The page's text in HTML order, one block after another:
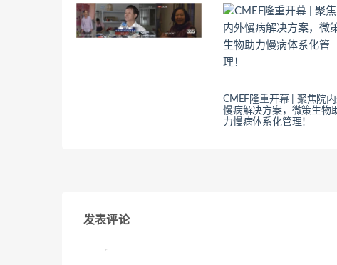
CMEF隆重开幕 | 聚焦院
慢病解决方案，微策生物
力慢病体系化管理！
发表评论